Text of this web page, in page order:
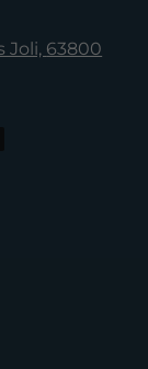
Joli, 63800